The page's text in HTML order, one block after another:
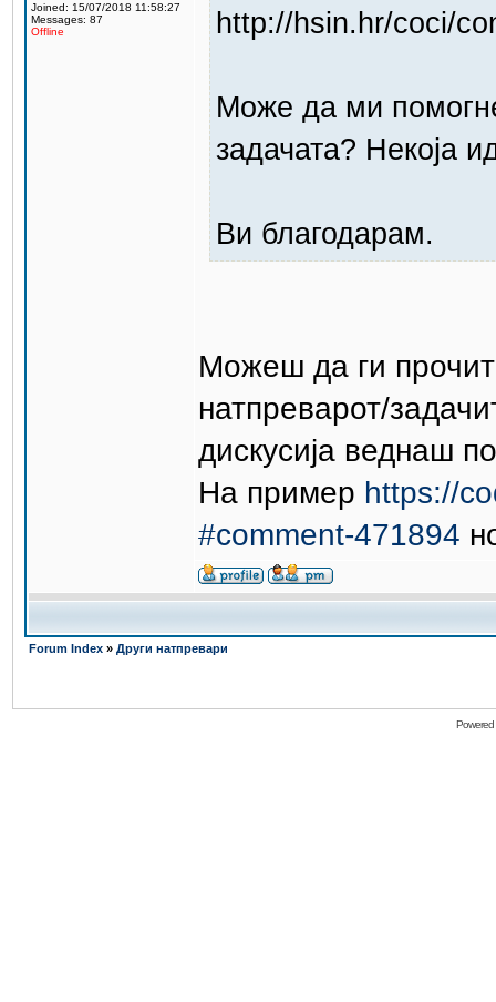
Joined: 15/07/2018 11:58:27
Messages: 87
Offline
http://hsin.hr/coci/
Може да ми
задачата? Некоја
Ви благодарам.
Можеш да ги
натпреварот/
дискусија веднаш
На пример https://
#comment-471894
Forum Index » Други натпревари